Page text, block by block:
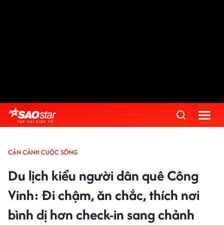
CẬN CẢNH CUỘC SỐNG
Du lịch kiểu người dân quê Công
Vinh: Đi chậm, ăn chắc, thích nơi
bình dị hơn check-in sang chảnh